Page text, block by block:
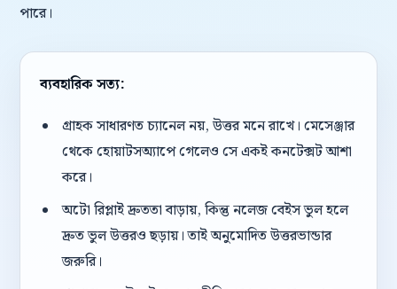
পারে।
ব্যবহারিক সত্য:
গ্রাহক সাধারণত চ্যানেল নয়, উত্তর মনে রাখে। মেসেঞ্জার
থেকে হোয়াটসঅ্যাপে গেলেও সে একই কনটেক্সট আশা
করে।
অটো রিপ্লাই দ্রুততা বাড়ায়, কিন্তু নলেজ বেইস ভুল হলে
দ্রুত ভুল উত্তরও ছড়ায়। তাই অনুমোদিত উত্তরভান্ডার
জরুরি।